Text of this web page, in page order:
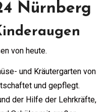
Nürnberg
von heute.
und Kräutergarten von
und gepflegt.
der Hilfe der Lehrkräfte,